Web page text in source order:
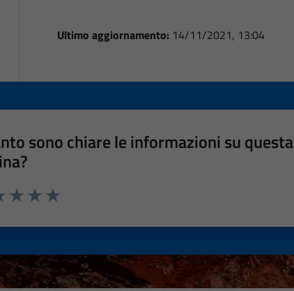
Ultimo aggiornamento: 14/11/2021, 13:04
sono chiare le informazioni su questa